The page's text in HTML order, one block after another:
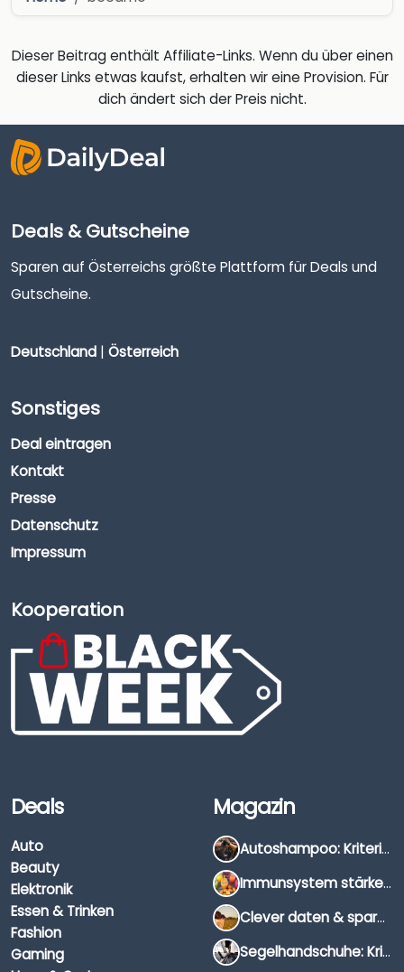
Dieser Beitrag enthält Affiliate-Links. Wenn du über einen
dieser Links etwas kaufst, erhalten wir eine Provision. Für
dich ändert sich der Preis nicht.
Deals & Gutscheine
Sparen auf Österreichs größte Plattform für Deals und
Gutscheine.
Deutschland | Österreich
Sonstiges
Deal eintragen
Kontakt
Presse
Datenschutz
Impressum
Kooperation
Deals
Auto
Beauty
Elektronik
Essen & Trinken
Fashion
Gaming
Magazin
Autoshampoo: Kriterien, Unterschiede & Anwendung
Immunsystem stärken: Hausmittel, Vitamine & Wissenswertes
Clever daten & sparen: So findest du die besten Deals für Dates und Unternehmungen
Segelhandschuhe: Kriterien, Materialien & Tipps